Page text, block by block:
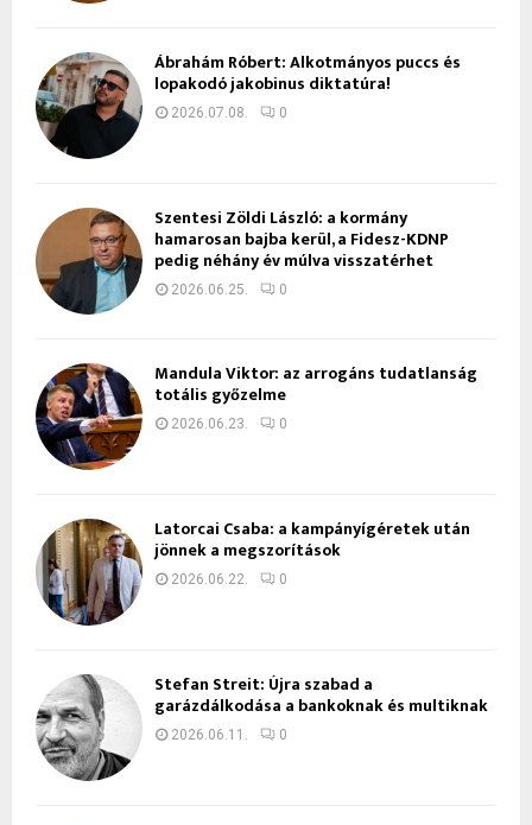
Ábrahám Róbert: Alkotmányos puccs és
lopakodó jakobinus diktatúra!
2026.07.08. 0
Szentesi Zöldi László: a kormány
hamarosan bajba kerül, a Fidesz-KDNP
pedig néhány év múlva visszatérhet
2026.06.25. 0
Mandula Viktor: az arrogáns tudatlanság
totális győzelme
2026.06.23. 0
Latorcai Csaba: a kampányígéretek után
jönnek a megszorítások
2026.06.22. 0
Stefan Streit: Újra szabad a
garázdálkodása a bankoknak és multiknak
2026.06.11. 0